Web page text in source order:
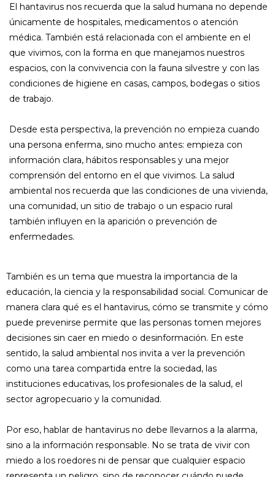
El hantavirus nos recuerda que la salud humana no depende
únicamente de hospitales, medicamentos o atención
médica. También está relacionada con el ambiente en el
que vivimos, con la forma en que manejamos nuestros
espacios, con la convivencia con la fauna silvestre y con las
condiciones de higiene en casas, campos, bodegas o sitios
de trabajo.
Desde esta perspectiva, la prevención no empieza cuando
una persona enferma, sino mucho antes: empieza con
información clara, hábitos responsables y una mejor
comprensión del entorno en el que vivimos. La salud
ambiental nos recuerda que las condiciones de una vivienda,
una comunidad, un sitio de trabajo o un espacio rural
también influyen en la aparición o prevención de
enfermedades.
También es un tema que muestra la importancia de la
educación, la ciencia y la responsabilidad social. Comunicar de
manera clara qué es el hantavirus, cómo se transmite y cómo
puede prevenirse permite que las personas tomen mejores
decisiones sin caer en miedo o desinformación. En este
sentido, la salud ambiental nos invita a ver la prevención
como una tarea compartida entre la sociedad, las
instituciones educativas, los profesionales de la salud, el
sector agropecuario y la comunidad.
Por eso, hablar de hantavirus no debe llevarnos a la alarma,
sino a la información responsable. No se trata de vivir con
miedo a los roedores ni de pensar que cualquier espacio